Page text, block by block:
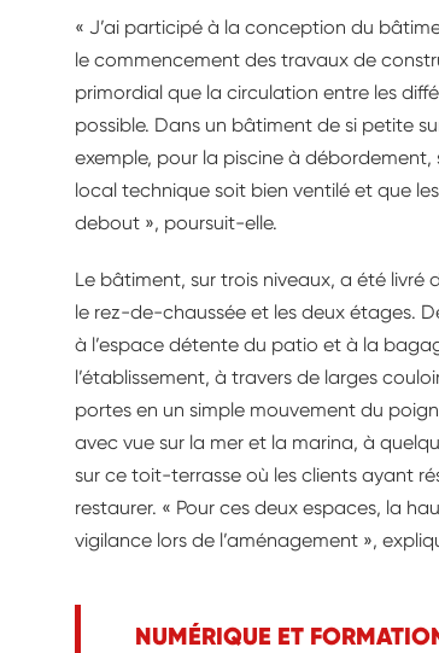
« J’ai participé à la conception du
le commencement des travaux de
primordial que la circulation entre les
possible. Dans un bâtiment de si petite
exemple, pour la piscine à
local technique soit bien ventilé et que
debout », poursuit-elle.
Le bâtiment, sur trois niveaux, a été livré
le rez-de-chaussée et les deux étages.
à l’espace détente du patio et à la
l’établissement, à travers de larges
portes en un simple mouvement du
avec vue sur la mer et la marina, à
sur ce toit-terrasse où les clients ayant
restaurer. « Pour ces deux espaces, la
vigilance lors de l’aménagement »,
NUMÉRIQUE ET